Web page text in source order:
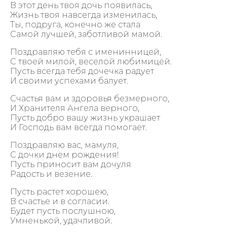
В этот день твоя дочь появилась,
Жизнь твоя навсегда изменилась,
Ты, подруга, конечно же стала
Самой лучшей, заботливой мамой.
Поздравляю тебя с именинницей,
С твоей милой, веселой любимицей.
Пусть всегда тебя дочечка радует
И своими успехами балует.
Счастья вам и здоровья безмерного,
И Хранителя Ангела верного,
Пусть добро вашу жизнь украшает
И Господь вам всегда помогает.
Поздравляю вас, мамуля,
С дочки днем рождения!
Пусть приносит вам дочуля
Радость и везение.
Пусть растет хорошею,
В счастье и в согласии.
Будет пусть послушною,
Умненькой, удачливой.